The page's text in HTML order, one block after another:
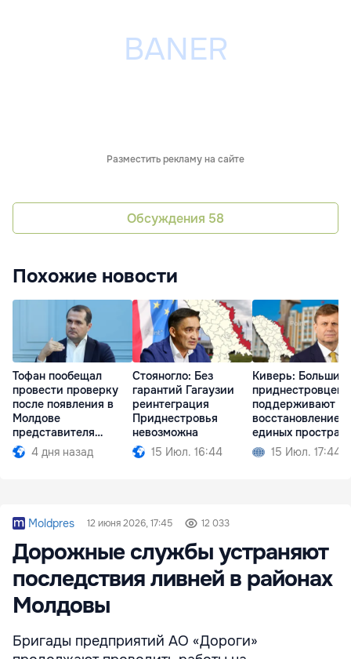
Разместить рекламу на сайте
Обсуждения 58
Похожие новости
Тофан пообещал
провести проверку
после появления в
Молдове
представителя
Южной Осетии
4 дня назад
Стояногло: Без
гарантий Гагаузии
реинтеграция
Приднестровья
невозможна
15 Июл. 16:44
Киверь:
приднестровцев
поддерживают
восстановление
единых
15 Июл. 17:44
Moldpres 12 июня 2026, 17:45 12 033
Дорожные службы устраняют
последствия ливней в районах
Молдовы
Бригады предприятий АО «Дороги»